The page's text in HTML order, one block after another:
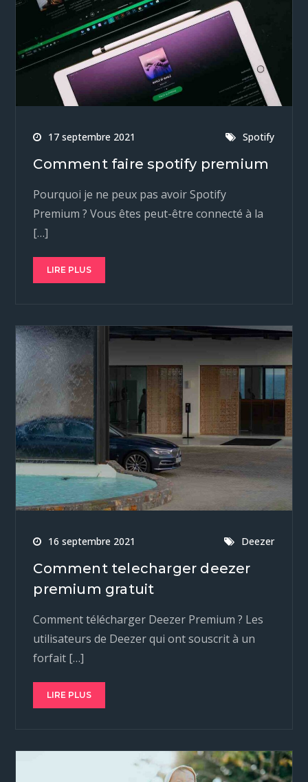
17 septembre 2021 Spotify
Comment faire spotify premium
Pourquoi je ne peux pas avoir Spotify
Premium ? Vous êtes peut-être connecté à la
[…]
LIRE PLUS
16 septembre 2021 Deezer
Comment telecharger deezer
premium gratuit
Comment télécharger Deezer Premium ? Les
utilisateurs de Deezer qui ont souscrit à un
forfait […]
LIRE PLUS